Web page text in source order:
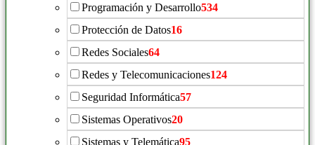
Programación y Desarrollo534
Protección de Datos16
Redes Sociales64
Redes y Telecomunicaciones124
Seguridad Informática57
Sistemas Operativos20
Sistemas y Telemática95